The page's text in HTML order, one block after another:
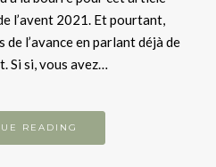
l’avent 2021. Et pourtant,
l’avance en parlant déjà de
Si si, vous avez…
READING